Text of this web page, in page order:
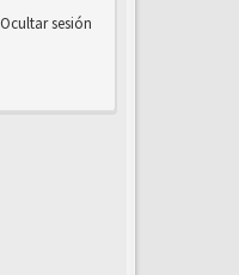
Ocultar sesión